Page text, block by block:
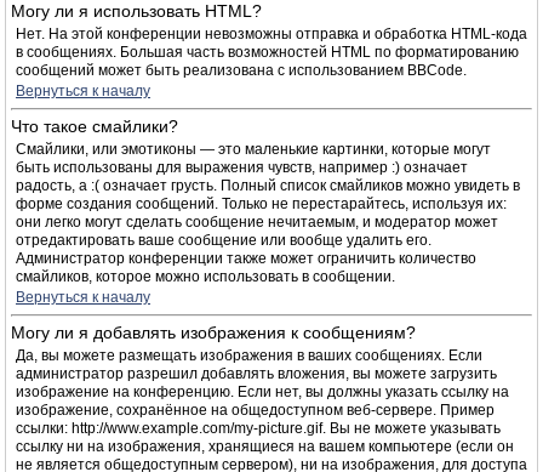
Могу ли я использовать HTML?
Нет. На этой конференции невозможны отправка и обработка HTML-кода
в сообщениях. Большая часть возможностей HTML по форматированию
сообщений может быть реализована с использованием BBCode.
Вернуться к началу
Что такое смайлики?
Смайлики, или эмотиконы — это маленькие картинки, которые могут
быть использованы для выражения чувств, например :) означает
радость, а :( означает грусть. Полный список смайликов можно увидеть в
форме создания сообщений. Только не перестарайтесь, используя их:
они легко могут сделать сообщение нечитаемым, и модератор может
отредактировать ваше сообщение или вообще удалить его.
Администратор конференции также может ограничить количество
смайликов, которое можно использовать в сообщении.
Вернуться к началу
Могу ли я добавлять изображения к сообщениям?
Да, вы можете размещать изображения в ваших сообщениях. Если
администратор разрешил добавлять вложения, вы можете загрузить
изображение на конференцию. Если нет, вы должны указать ссылку на
изображение, сохранённое на общедоступном веб-сервере. Пример
ссылки: http://www.example.com/my-picture.gif. Вы не можете указывать
ссылку ни на изображения, хранящиеся на вашем компьютере (если он
не является общедоступным сервером), ни на изображения, для доступа